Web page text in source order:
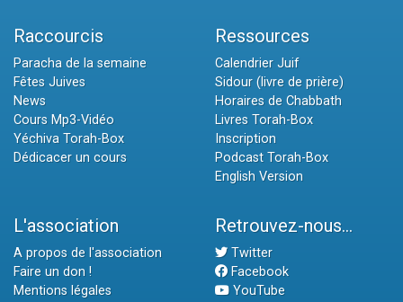
Raccourcis
Paracha de la semaine
Fêtes Juives
News
Cours Mp3-Vidéo
Yéchiva Torah-Box
Dédicacer un cours
Ressources
Calendrier Juif
Sidour (livre de prière)
Horaires de Chabbath
Livres Torah-Box
Inscription
Podcast Torah-Box
English Version
L'association
A propos de l'association
Faire un don !
Mentions légales
Retrouvez-nous...
Twitter
Facebook
YouTube